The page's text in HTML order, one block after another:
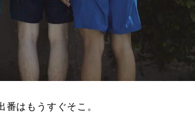
はもうすぐそこ。